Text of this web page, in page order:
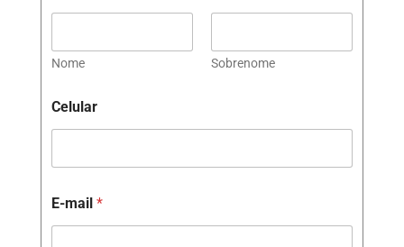
Nome Sobrenome
Celular
E-mail *